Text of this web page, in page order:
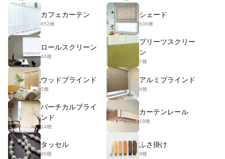
カフェカーテン
652種
シェード
636種
ロールスクリーン
40種
プリーツスクリー
ン
7種
ウッドブラインド
2種
アルミブラインド
6種
バーチカルブライ
ンド
14種
カーテンレール
18種
タッセル
90種
ふさ掛け
9種